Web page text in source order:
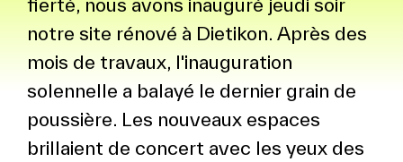
fierté, nous avons inauguré jeudi soir
notre site rénové à Dietikon. Après des
mois de travaux, l'inauguration
solennelle a balayé le dernier grain de
poussière. Les nouveaux espaces
brillaient de concert avec les yeux des